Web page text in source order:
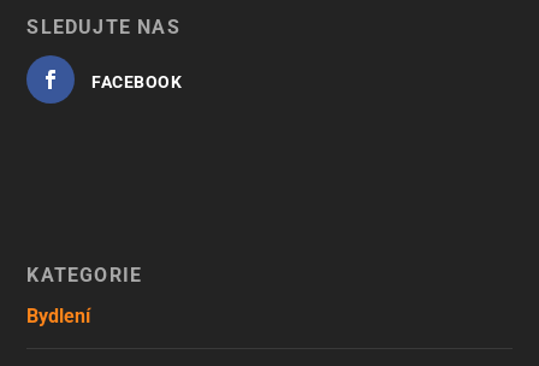
SLEDUJTE NÁS
FACEBOOK
KATEGORIE
Bydlení